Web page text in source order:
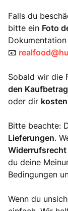
Falls du
bitte ein Foto
Dokumentation
📧
Sobald wir die
den
oder dir
Bitte beachte:
Lieferungen.
Widerrufsrecht
du deine
Bedingungen
Wenn du